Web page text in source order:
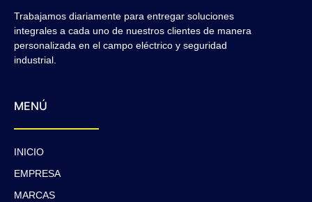
Trabajamos diariamente para entregar soluciones
integrales a cada uno de nuestros clientes de manera
personalizada en el campo eléctrico y seguridad
industrial.
MENÚ
INICIO
EMPRESA
MARCAS